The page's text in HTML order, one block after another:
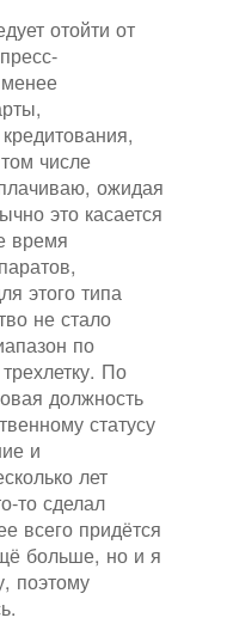
отойти от
числе
ожидая
это касается
время
этого типа
не стало
по
По
должность
статусу
и
лет
то сделал
всего придётся
больше, но и я
поэтому